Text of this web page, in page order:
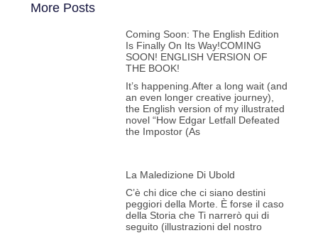
More Posts
Coming Soon: The English Edition
Is Finally On Its Way!COMING
SOON! ENGLISH VERSION OF
THE BOOK!
It’s happening.After a long wait (and
an even longer creative journey),
the English version of my illustrated
novel “How Edgar Letfall Defeated
the Impostor (As
La Maledizione Di Ubold
C’è chi dice che ci siano destini
peggiori della Morte. È forse il caso
della Storia che Ti narrerò qui di
seguito (illustrazioni del nostro